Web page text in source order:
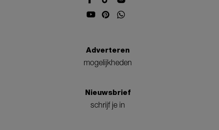
Adverteren
mogelijkheden
Nieuwsbrief
schrijf je in